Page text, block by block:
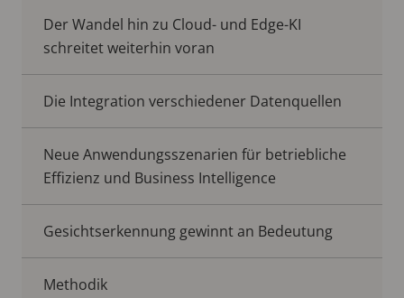
Der Wandel hin zu Cloud- und Edge-KI
schreitet weiterhin voran
Die Integration verschiedener Datenquellen
Neue Anwendungsszenarien für betriebliche
Effizienz und Business Intelligence
Gesichtserkennung gewinnt an Bedeutung
Methodik